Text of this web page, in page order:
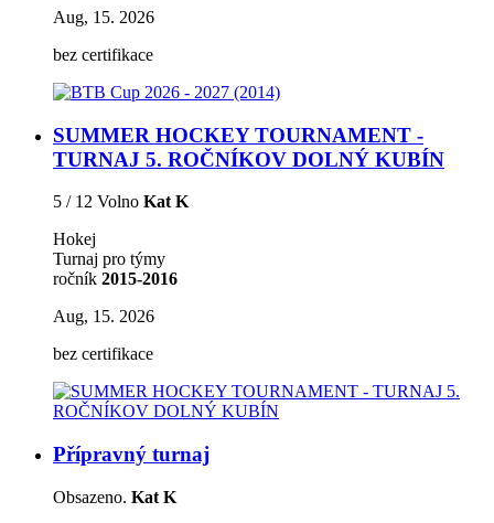
Aug, 15. 2026
bez certifikace
SUMMER HOCKEY TOURNAMENT -
TURNAJ 5. ROČNÍKOV DOLNÝ KUBÍN
5 / 12 Volno Kat K
Hokej
Turnaj pro týmy
ročník 2015-2016
Aug, 15. 2026
bez certifikace
Přípravný turnaj
Obsazeno. Kat K